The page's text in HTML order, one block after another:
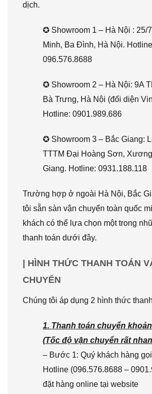
dịch.
✪ Showroom 1 – Hà Nội : 25/
Minh, Ba Đình, Hà Nội.
096.576.8688
✪ Showroom 2 – Hà Nội: 9A
Bà Trưng, Hà Nội (đối diện
Hotline: 0901.989.686
✪ Showroom 3 – Bắc Giang:
TTTM Đại Hoàng Sơn,
Giang. Hotline: 0931.188.118
Trường hợp ở ngoài Hà Nội, Bắc
tôi sẵn sàn vận chuyển toàn quốc
khách có thể lựa chọn một trong
thanh toán dưới đây.
| HÌNH THỨC THANH TOÁN
CHUYỂN
Chúng tôi áp dụng 2 hình thức
1. Thanh toán chuyển
(Tốc độ vận chuyển rất
– Bước 1: Quý khách hàng
Hotline (096.576.8688 –
đặt hàng online tại website